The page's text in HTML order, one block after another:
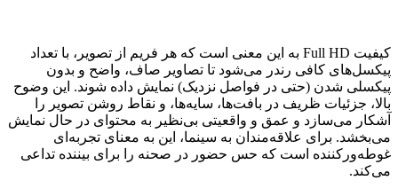
کیفیت Full HD به این معنی است که هر فریم از تصویر، با تعداد
پیکسل‌های کافی رندر می‌شود تا تصاویر صاف، واضح و بدون
پیکسلی شدن (حتی در فواصل نزدیک) نمایش داده شوند. این وضوح
بالا، جزئیات ظریف در بافت‌ها، سایه‌ها، و نقاط روشن تصویر را
آشکار می‌سازد و عمق و واقعیتی بی‌نظیر به محتوای در حال نمایش
می‌بخشد. برای علاقه‌مندان به سینما، این به معنای تجربه‌ای
غوطه‌ورکننده است که حس حضور در صحنه را برای بیننده تداعی
می‌کند.